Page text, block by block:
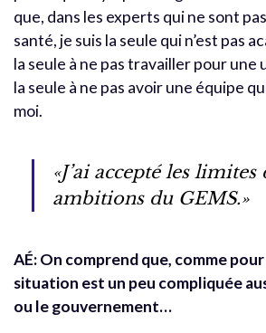
que, dans les experts qui ne sont
santé, je suis la seule qui n’est pas
la seule à ne pas travailler pour une
la seule à ne pas avoir une équipe
moi.
«J’ai accepté les limites
ambitions du GEMS.»
AÉ: On comprend que, comme
situation est un peu compliquée
ou le gouvernement…